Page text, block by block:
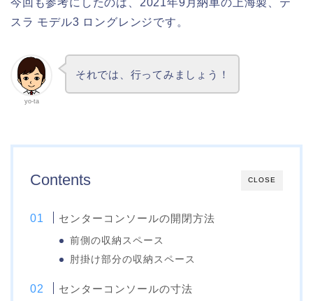
スラ モデル3 ロングレンジです。
yo-ta
それでは、行ってみましょう！
CLOSE
Contents
センターコンソールの開閉方法
前側の収納スペース
肘掛け部分の収納スペース
センターコンソールの寸法